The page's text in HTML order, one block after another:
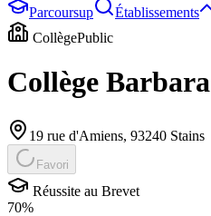
Parcoursup Établissements
CollègePublic
Collège Barbara
19 rue d'Amiens, 93240 Stains
Favori
Réussite au Brevet
70%